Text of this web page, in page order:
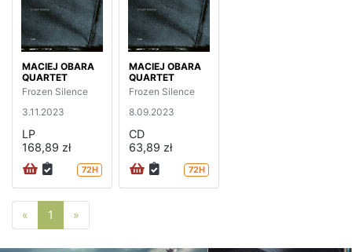
MACIEJ OBARA
QUARTET
Frozen Silence
3.11.2023
LP
168,89 zł
72H
MACIEJ OBARA
QUARTET
Frozen Silence
8.09.2023
CD
63,89 zł
72H
« Poprzednia strona
1 »